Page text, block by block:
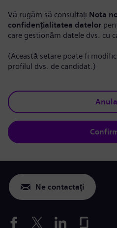
Vă rugăm să consultați Nota
confidențialitatea datelor
care gestionăm datele dvs. cu
(Această setare poate fi
profilul dvs. de candidat.)
Ne contactați